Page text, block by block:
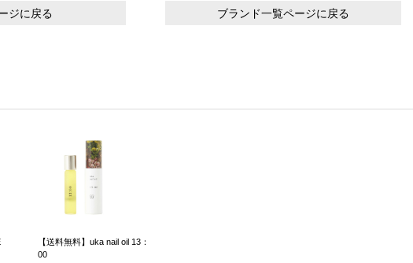
ジに戻る ブランド一覧ページに戻る
【送料無料】uka nail oil 13：
00